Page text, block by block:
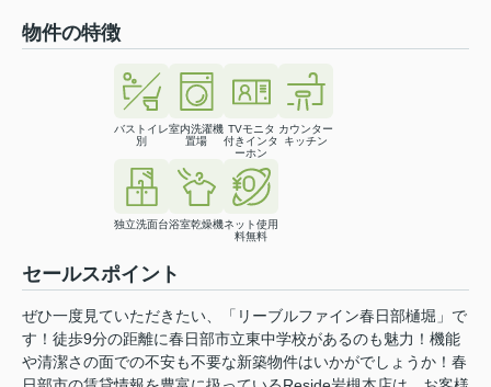
物件の特徴
バストイレ
別
室内洗濯機
置場
TVモニタ
付きインタ
ーホン
カウンター
キッチン
独立洗面台浴室乾燥機ネット使用
料無料
セールスポイント
ぜひ一度見ていただきたい、「リーブルファイン春日部樋堀」で
す！徒歩9分の距離に春日部市立東中学校があるのも魅力！機能
や清潔さの面での不安も不要な新築物件はいかがでしょうか！春